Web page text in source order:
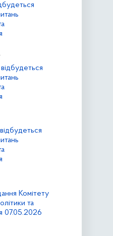
Комітету
та
07.05.2026